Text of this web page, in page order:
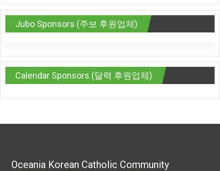
Jubo Sponsors (주보 후원업체)
Calendar Sponsors (달력 후원업체)
Oceania Korean Catholic Community